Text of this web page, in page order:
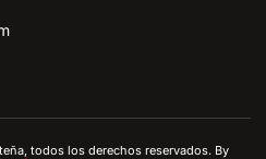
todos los derechos reservados. By